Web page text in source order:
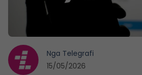
Nga Telegrafi
15/05/2026